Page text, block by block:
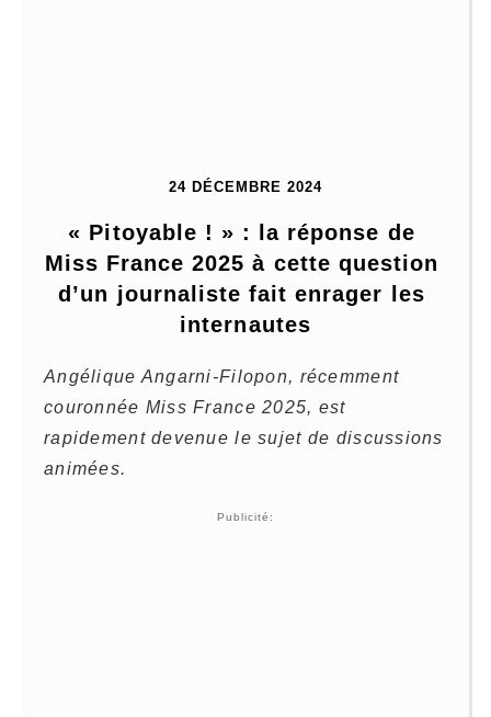
24 DÉCEMBRE 2024
« Pitoyable ! » : la réponse de
Miss France 2025 à cette question
d’un journaliste fait enrager les
internautes
Angélique Angarni-Filopon, récemment
couronnée Miss France 2025, est
rapidement devenue le sujet de discussions
animées.
Publicité: